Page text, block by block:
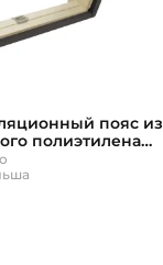
пояс из
полиэтилена
114х118см Fakro